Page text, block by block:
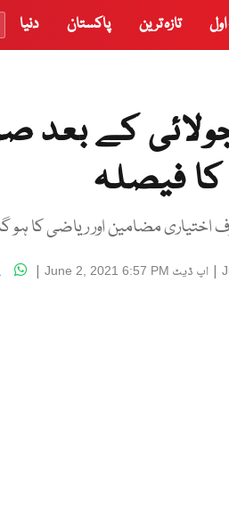
تازہ ترین پاکستان دنیا
کا 10
فیصلہ
| اپ ڈیٹ June 2, 2021 6:57 PM
|